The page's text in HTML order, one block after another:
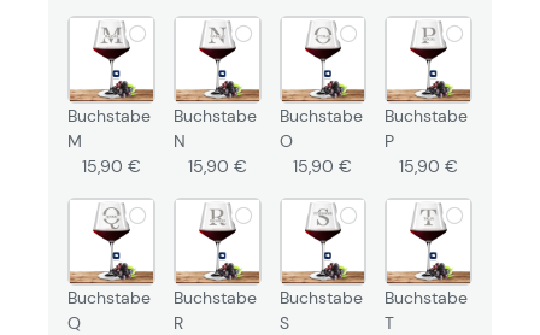
Buchstabe
M
15,90 €
Buchstabe
N
15,90 €
Buchstabe
O
15,90 €
Buchstabe
P
15,90 €
Buchstabe
Q
Buchstabe
R
Buchstabe
S
Buchstabe
T